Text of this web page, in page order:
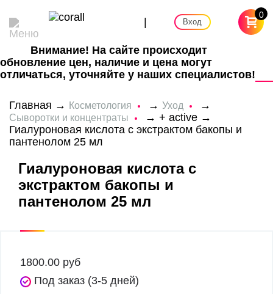
| Вход
0
Внимание! На сайте происходит
обновление цен, наличие и цена могут
отличаться, уточняйте у наших специалистов!
Главная → Косметология → Уход →
Сыворотки и концентраты → + active→
Гиалуроновая кислота с экстрактом бакопы и
пантенолом 25 мл
Гиалуроновая кислота с
экстрактом бакопы и
пантенолом 25 мл
1800.00 руб
Под заказ (3-5 дней)